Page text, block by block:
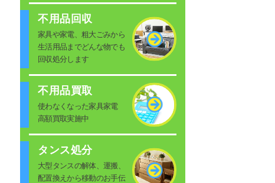
不用品回収
家具や家電、粗大ごみから
生活用品までどんな物でも
回収処分します
不用品買取
使わなくなった家具家電
高額買取実施中
タンス処分
大型タンスの解体、運搬、
配置換えから移動のお手伝